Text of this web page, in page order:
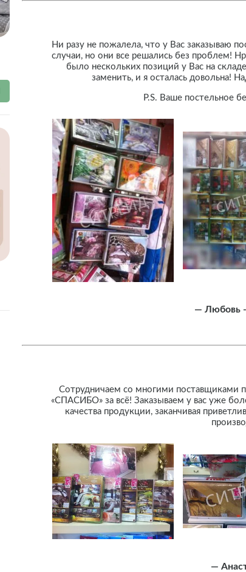
Ни разу не пожалела, что у Вас заказываю
случаи, но они все решались без проблем!
было нескольких позиций у Вас на
заменить, и я осталась довольна!
P.S. Ваше постельное
— Любовь -
Сотрудничаем со многими поставщиками
«СПАСИБО» за всё! Заказываем у вас уже
качества продукции, заканчивая
—